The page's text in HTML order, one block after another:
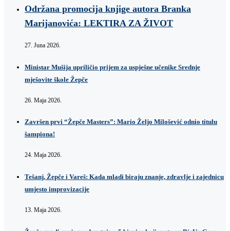
Održana promocija knjige autora Branka
Marijanovića: LEKTIRA ZA ŽIVOT
27. Juna 2026.
Ministar Mušija upriličio prijem za uspješne učenike Srednje
mješovite škole Žepče
26. Maja 2026.
Završen prvi “Žepče Masters”: Mario Željo Milošević odnio titulu
šampiona!
24. Maja 2026.
Tešanj, Žepče i Vareš: Kada mladi biraju znanje, zdravlje i zajednicu
umjesto improvizacije
13. Maja 2026.